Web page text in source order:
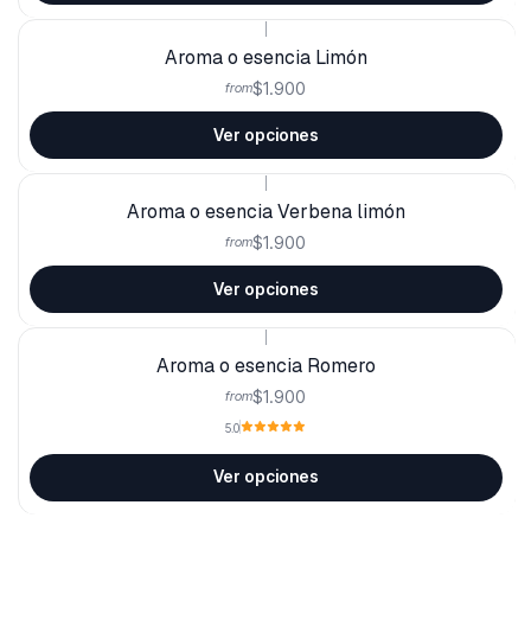
Aroma o esencia Limón
from$1.900
Ver opciones
Aroma o esencia Verbena limón
from$1.900
Ver opciones
Aroma o esencia Romero
from$1.900
5.0
Ver opciones